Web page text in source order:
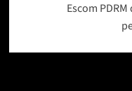
Escom